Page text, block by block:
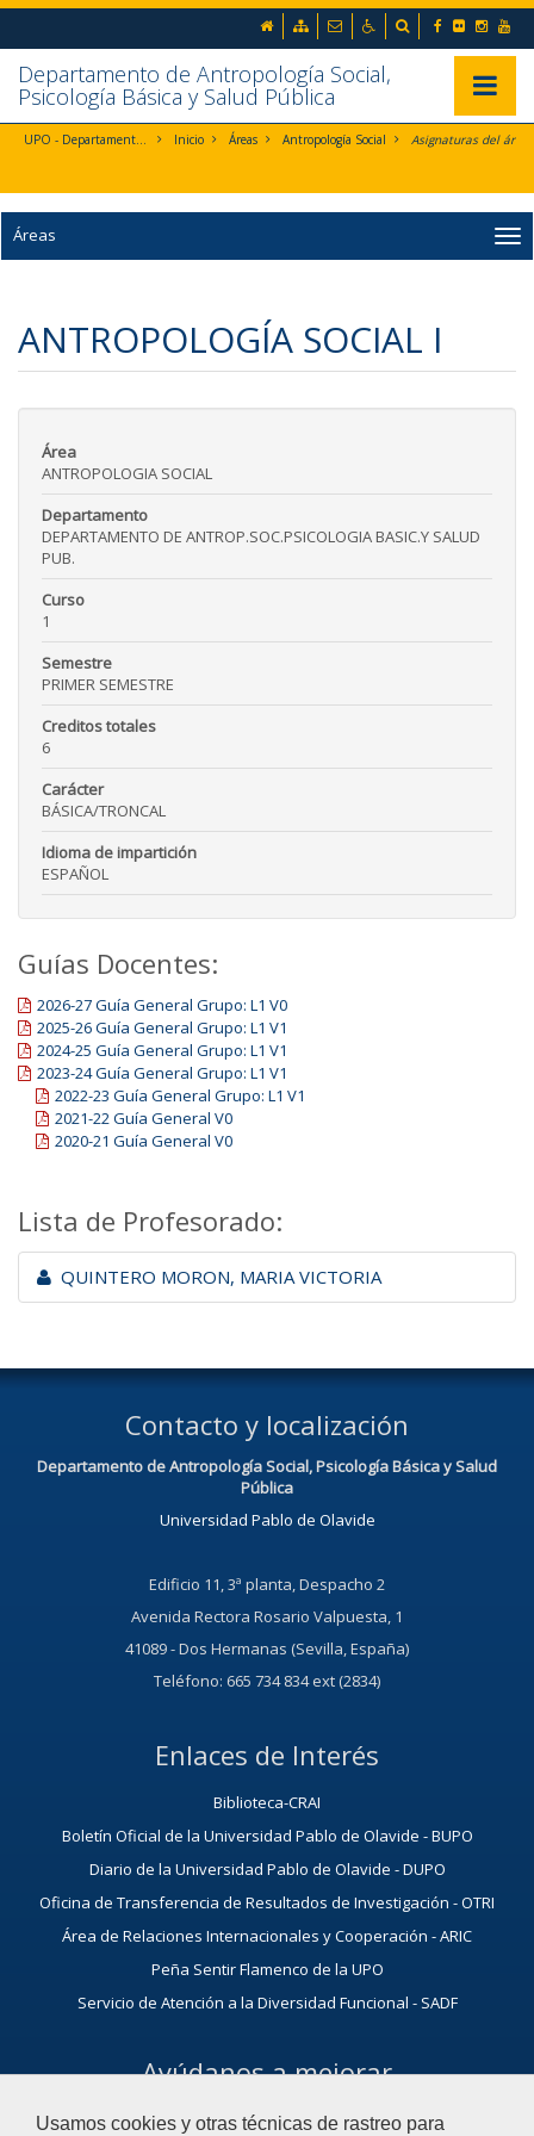
Usamos cookies y otras técnicas de rastreo para
Ir al contenido principal de la página (alt + s)
Ir a la cabecera de la página (alt + c)
Ir al pie de la página (alt + p)
Ir al menú principal (alt + u)
inicio Mapa webContactoAccesibilidad
Buscador
Departamento de Antropología Social,
Psicología Básica y Salud Pública
UPO - Departamento de Antropología Social, Psicología Básica y Salud Pública Inicio Áreas Antropología Social Asignaturas del área
Áreas
ANTROPOLOGÍA SOCIAL I
Área
ANTROPOLOGIA SOCIAL
Departamento
DEPARTAMENTO DE ANTROP.SOC.PSICOLOGIA BASIC.Y SALUD
PUB.
Curso
1
Semestre
PRIMER SEMESTRE
Creditos totales
6
Carácter
BÁSICA/TRONCAL
Idioma de impartición
ESPAÑOL
Guías Docentes:
2026-27 Guía General Grupo: L1 V0
2025-26 Guía General Grupo: L1 V1
2024-25 Guía General Grupo: L1 V1
2023-24 Guía General Grupo: L1 V1
2022-23 Guía General Grupo: L1 V1
2021-22 Guía General V0
2020-21 Guía General V0
Lista de Profesorado:
QUINTERO MORON, MARIA VICTORIA
Contacto y localización
Departamento de Antropología Social, Psicología Básica y Salud
Pública
Universidad Pablo de Olavide
Edificio 11, 3ª planta, Despacho 2
Avenida Rectora Rosario Valpuesta, 1
41089 - Dos Hermanas (Sevilla, España)
Teléfono: 665 734 834 ext (2834)
Enlaces de Interés
Biblioteca-CRAI
Boletín Oficial de la Universidad Pablo de Olavide - BUPO
Diario de la Universidad Pablo de Olavide - DUPO
Oficina de Transferencia de Resultados de Investigación - OTRI
Área de Relaciones Internacionales y Cooperación - ARIC
Peña Sentir Flamenco de la UPO
Servicio de Atención a la Diversidad Funcional - SADF
Ayúdanos a mejorar
El acceso al buzón exclusivamente se hará en caso de querer